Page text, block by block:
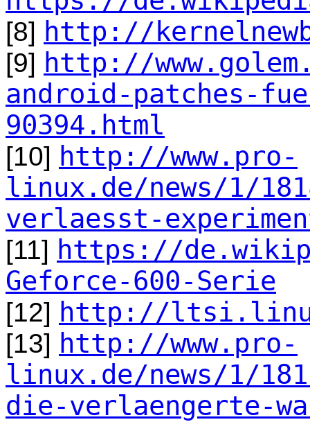
[8] http://
[9] http://
android-patches-
90394.html
[10] http://www.pro-
linux.de/news/1/
verlaesst-
[11] https://
Geforce-600-Serie
[12] http://
[13] http://www.pro-
linux.de/news/1/
die-verlaengerte-